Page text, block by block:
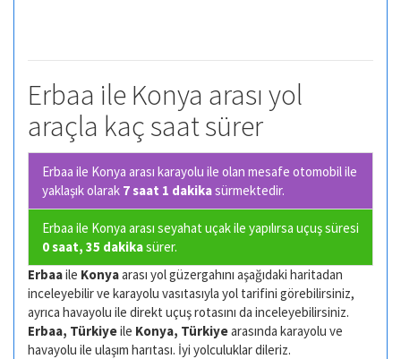
Erbaa ile Konya arası yol
araçla kaç saat sürer
Erbaa ile Konya arası karayolu ile olan mesafe otomobil ile
yaklaşık olarak 7 saat 1 dakikasürmektedir.
Erbaa ile Konya arası seyahat uçak ile yapılırsa uçuş süresi
0 saat, 35 dakikasürer.
Erbaaile Konyaarası yol güzergahını aşağıdaki haritadan
inceleyebilir ve karayolu vasıtasıyla yol tarifini görebilirsiniz,
ayrıca havayolu ile direkt uçuş rotasını da inceleyebilirsiniz.
Erbaa, Türkiyeile Konya, Türkiyearasında karayolu ve
havayolu ile ulaşım harıtası. İyi yolculuklar dileriz.